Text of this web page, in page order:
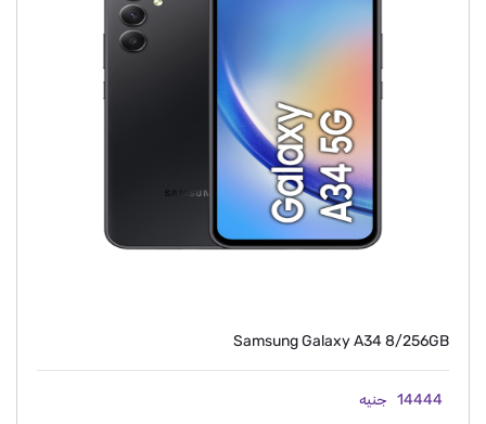
Samsung Galaxy A34 8/256GB
14444 جنيه